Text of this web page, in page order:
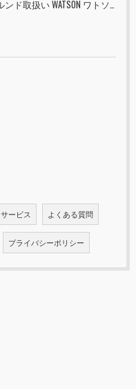
サービス よくある質問
プライバシーポリシー